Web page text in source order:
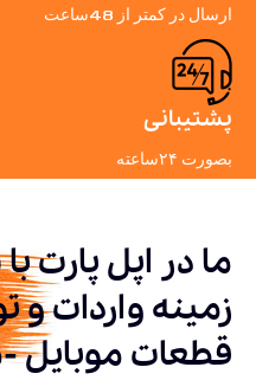
ارسال در کمتر از 48ساعت
پشتیبانی
بصورت ۲۴ساعته
ما در اپل پارت
زمینه واردات
قطعات موبایل